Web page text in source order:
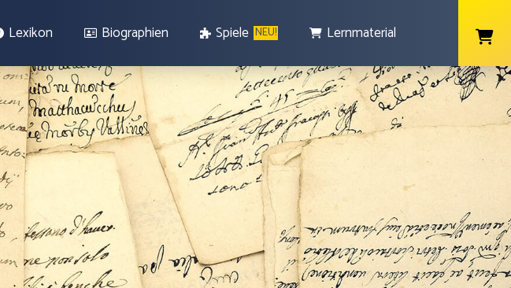
Lexikon Biographien Spiele NEU! Lernmaterial